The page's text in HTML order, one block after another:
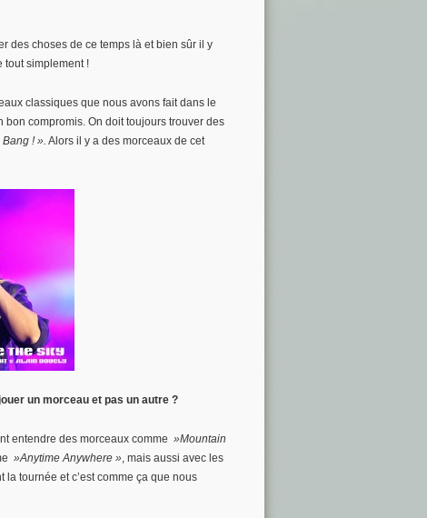
des choses de ce temps là et bien sûr il y
tout simplement !
classiques que nous avons fait dans le
compromis. On doit toujours trouver des
Bang ! ». Alors il y a des morceaux de cet
un morceau et pas un autre ?
entendre des morceaux comme »Mountain
»Anytime Anywhere » , mais aussi avec les
tournée et c’est comme ça que nous